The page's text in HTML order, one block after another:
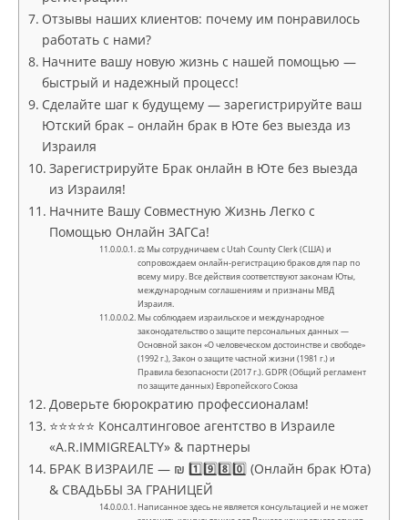
Отзывы наших клиентов: почему им понравилось
работать с нами?
Начните вашу новую жизнь с нашей помощью —
быстрый и надежный процесс!
Сделайте шаг к будущему — зарегистрируйте ваш
Ютский брак – онлайн брак в Юте без выезда из
Израиля
Зарегистрируйте Брак онлайн в Юте без выезда
из Израиля!
Начните Вашу Совместную Жизнь Легко с
Помощью Онлайн ЗАГСа!
⚖ Мы сотрудничаем с Utah County Clerk (США) и
сопровождаем онлайн-регистрацию браков для пар по
всему миру. Все действия соответствуют законам Юты,
международным соглашениям и признаны МВД
Израиля.
Мы соблюдаем израильское и международное
законодательство о защите персональных данных —
Основной закон «О человеческом достоинстве и свободе»
(1992 г.), Закон о защите частной жизни (1981 г.) и
Правила безопасности (2017 г.). GDPR (Общий регламент
по защите данных) Европейского Союза
Доверьте бюрократию профессионалам!
⭐⭐⭐⭐⭐ Консалтинговое агентство в Израиле
«A.R.IMMIGREALTY» & партнеры
БРАК В ИЗРАИЛЕ — ₪ 1️⃣9️⃣8️⃣0️⃣ (Онлайн брак Юта)
& СВАДЬБЫ ЗА ГРАНИЦЕЙ
Написанное здесь не является консультацией и не может